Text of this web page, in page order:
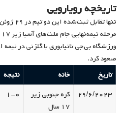
تاریخچه رویارویی
صعود کرد.
تاریخ
خانه نتیجه
۲۹/۶/۲۰۲۳
کره جنوبی زیر
۱۷ سال
۱-۰